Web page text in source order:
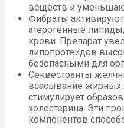
веществ и
Фибраты
атерогенные
крови. Препарат
липопротеидов
безопасными для
Секвестранты
всасывание жирных
стимулирует
холестерина. Эти
компонентов